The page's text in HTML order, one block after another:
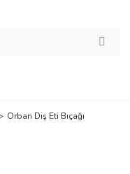
Orban Diş Eti Bıçağı